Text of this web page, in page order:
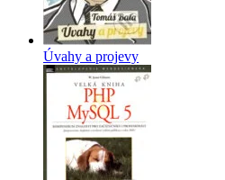
Úvahy a projevy